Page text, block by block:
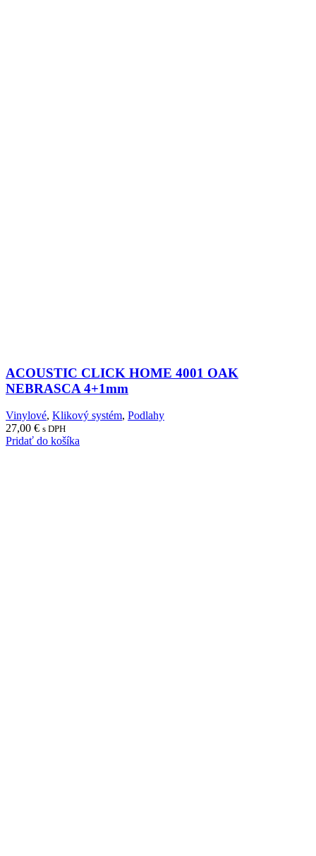
ACOUSTIC CLICK HOME 4001 OAK
NEBRASCA 4+1mm
Vinylové, Klikový systém, Podlahy
27,00 € s DPH
Pridať do košíka